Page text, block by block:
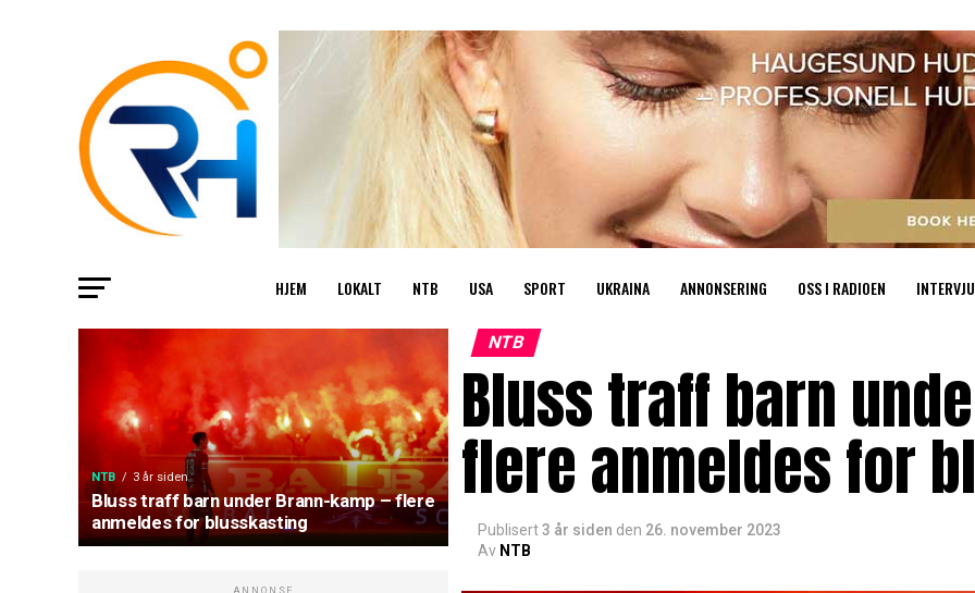
HJEM LOKALT NTB USA SPORT UKRAINA ANNONSERING OSS I RADIOEN INTERVJU
NTB 3 år siden
Bluss traff barn under Brann-kamp – flere
anmeldes for blusskasting
ANNONSE
NTB
Bluss traff barn
flere anmeldes for
Publisert3 år siden den 26. november 2023
Av NTB